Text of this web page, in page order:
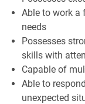
Able to work a
needs
Possesses
skills with
Capable of
Able to
unexpected